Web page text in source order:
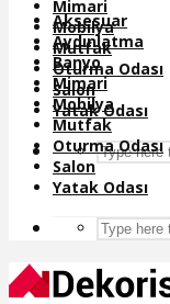
Mimari
Mobilya
Mutfak
Oturma Odası
Salon
Yatak Odası
Aksesuar
Aydınlatma
Banyo
Mimari
Mobilya
Mutfak
Oturma Odası
Salon
Yatak Odası